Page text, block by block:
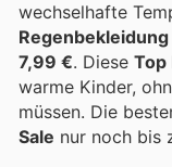
wechselhafte
Regenbekleidung
7,99 €. Diese Top
warme Kinder,
müssen. Die
Sale nur noch bis